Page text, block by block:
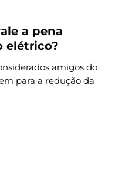
a pena
elétrico?
amigos do
para a redução da